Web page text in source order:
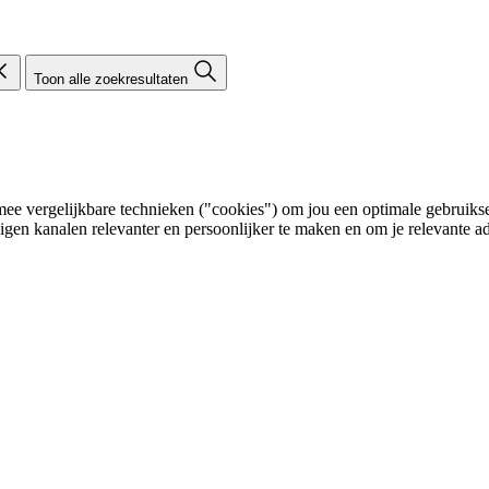
Toon alle zoekresultaten
vergelijkbare technieken ("cookies") om jou een optimale
kanalen relevanter en persoonlijker te maken en om je relevante